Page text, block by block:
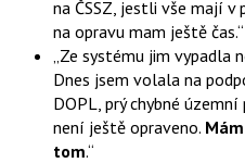
na ČSSZ, jestli vše mají v
na opravu mam ještě čas.
Ze systému jim vypadla
Dnes jsem volala na
DOPL, prý chybné
není ještě opraveno.
tom.